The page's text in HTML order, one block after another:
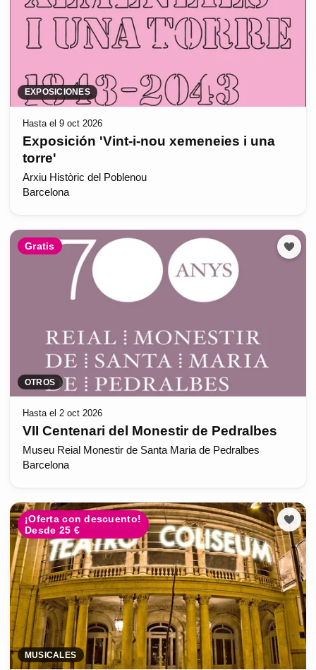
EXPOSICIONES
Hasta el 9 oct 2026
Exposición 'Vint-i-nou xemeneies i una
torre'
Arxiu Històric del Poblenou
Barcelona
Gratis
OTROS
Hasta el 2 oct 2026
VII Centenari del Monestir de Pedralbes
Museu Reial Monestir de Santa Maria de Pedralbes
Barcelona
¡Oferta con descuento!
Desde 25 €
MUSICALES